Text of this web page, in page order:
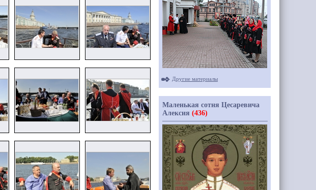
Другие материалы
Маленькая сотня Цесаревича
Алексия (436)